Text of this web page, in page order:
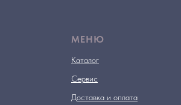
МЕНЮ
Каталог
Сервис
Доставка и оплата